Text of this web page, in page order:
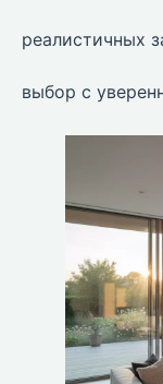
реалистичных
выбор с